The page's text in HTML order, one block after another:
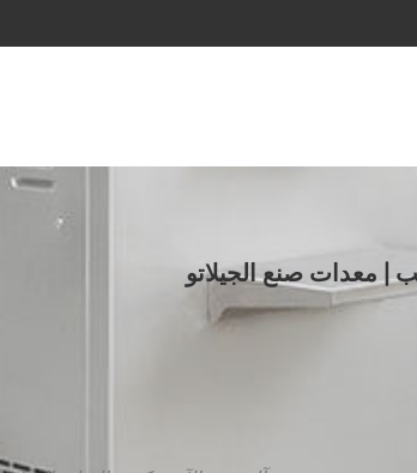
| معدات صنع الجيلاتو